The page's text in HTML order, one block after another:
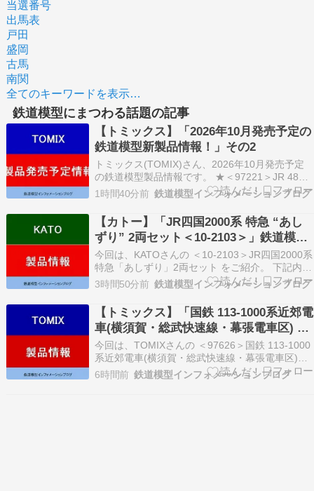
当選番号
出馬表
戸田
盛岡
古馬
南関
全てのキーワードを表示…
鉄道模型にまつわる話題の記事
【トミックス】「2026年10月発売予定の
鉄道模型新製品情報！」その2
トミックス(TOMIX)さん、2026年10月発売予定
の鉄道模型製品情報です。 ★＜97221＞JR 489
系電車(能登)基本セット ★＜97222＞JR 489系電
車(能登)増結セット AD Yahoo AD Rakuten ＜実
車ガイド＞ 信越本線横川～軽井沢間の通過対策
車…
1時間40分前 鉄道模型インフォメーションブログ
【カトー】「JR四国2000系 特急 “あし
ずり” 2両セット＜10-2103＞」鉄道模型
Nゲージ(26年版)
今回は、KATOさんの ＜10-2103＞JR四国2000系
特急「あしずり」2両セット をご紹介。 下記内容
は2026年更新時点の情報です。 ★＜10-2103＞
JR四国2000系 特急「あしずり」2両セット AD
Yahoo AD Rakuten ＜実車ガイド＞ 四国の高速…
3時間50分前 鉄道模型インフォメーションブログ
【トミックス】「国鉄 113-1000系近郊電
車(横須賀・総武快速線・幕張電車区) 基
本セットA & 基本セットB & 増結セット
＜97626＞＜97627＞＜97628＞」鉄道模
型Nゲージ(26年版)
今回は、TOMIXさんの ＜97626＞国鉄 113-1000
系近郊電車(横須賀・総武快速線・幕張電車区)基
本セットA ＜97627＞国鉄 113-1000系近郊電車
(横須賀・総武快速線・幕張電車区)基本セットB
6時間前 鉄道模型インフォメーションブログ